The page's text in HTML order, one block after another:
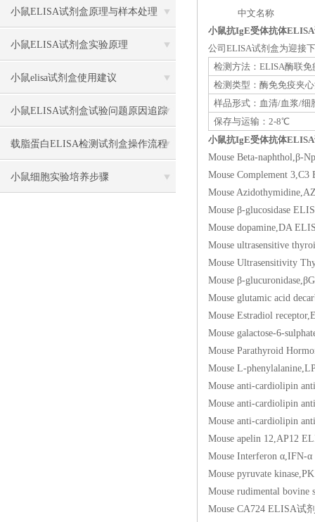
小鼠ELISA试剂盒原理与样本处理
小鼠ELISA试剂盒实验原理
小鼠elisa试剂盒使用建议
小鼠ELISA试剂盒试验问题原因追踪
载脂蛋白ELISA检测试剂盒操作流程
方法
小鼠细胞实验培养步骤
中文名称 英
小鼠抗IgE受体抗体
公司ELISA试剂盒为迎接
检测方法：ELISA酶联免
检测类型：酶免免疫夹
样品形式：血清/血浆/细
保存与运输：2-8℃
小鼠抗IgE受体抗体
Mouse Beta-naphthol,β-
Mouse Complement
Mouse
Mouse β-glucosidase
Mouse dopamine,DA
Mouse ultrasensitive
Mouse Ultrasensitivity
Mouse β-
Mouse glutamic acid
Mouse Estradiol
Mouse galactose-6-
Mouse Parathyroid
Mouse L-
Mouse anti-cardiolipin
Mouse anti-cardiolipin
Mouse anti-cardiolipin
Mouse apelin 12,AP12
Mouse Interferon
Mouse pyruvate
Mouse rudimental
Mouse CA724 ELISA试